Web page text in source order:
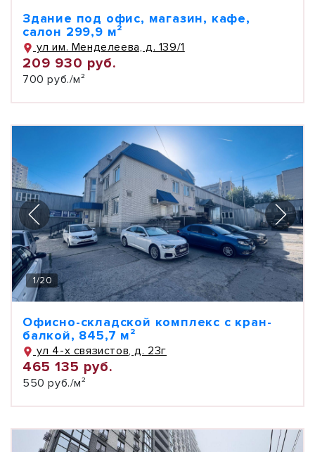
Здание под офис, магазин, кафе,
салон 299,9 м²
ул им. Менделеева, д. 139/1
209 930 руб.
700 руб./м²
1/20
Офисно-складской комплекс с кран-
балкой, 845,7 м²
ул 4-х связистов, д. 23г
465 135 руб.
550 руб./м²